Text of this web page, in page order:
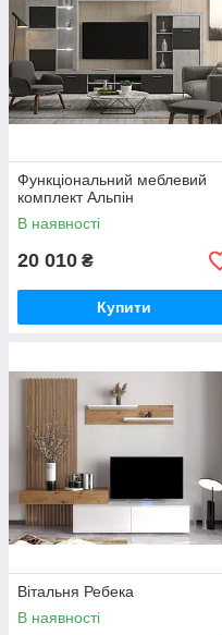
Функціональний меблевий
комплект Альпін
В наявності
20 010 ₴
Купити
Вітальня Ребека
В наявності